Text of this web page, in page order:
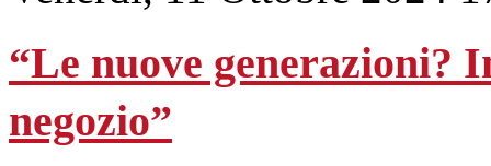
“Le nuove generazioni?
negozio”